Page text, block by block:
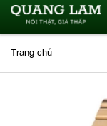
Trang chủ